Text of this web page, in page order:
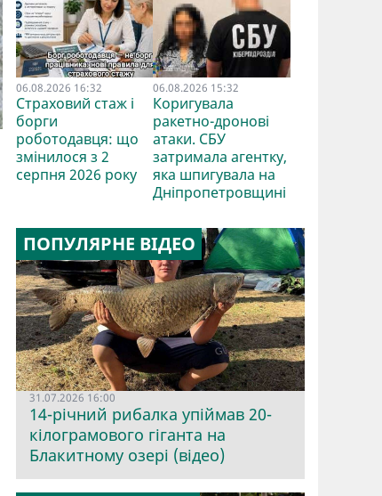
06.08.2026 16:32
Страховий стаж і
борги
роботодавця: що
змінилося з 2
серпня 2026 року
06.08.2026 15:32
Коригувала
ракетно-дронові
атаки. СБУ
затримала агентку,
яка шпигувала на
Дніпропетровщині
ПОПУЛЯРНЕ ВІДЕО
31.07.2026 16:00
14-річний рибалка упіймав 20-
кілограмового гіганта на
Блакитному озері (відео)